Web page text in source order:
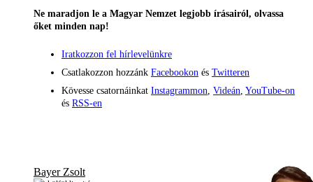
Ne maradjon le a Magyar Nemzet legjobb írásairól, olvassa
őket minden nap!
Iratkozzon fel hírlevelünkre
Csatlakozzon hozzánk Facebookon és Twitteren
Kövesse csatornáinkat Instagrammon Videán YouTube-on
és RSS-en
Bayer Zsolt